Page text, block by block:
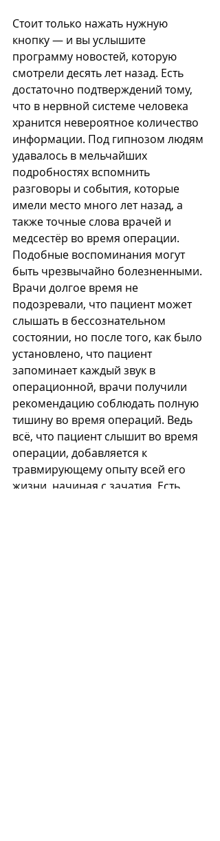
Стоит только нажать нужную
кнопку — и вы услышите
программу новостей, которую
смотрели десять лет назад. Есть
достаточно подтверждений тому,
что в нервной системе человека
хранится невероятное количество
информации. Под гипнозом людям
удавалось в мельчайших
подробностях вспомнить
разговоры и события, которые
имели место много лет назад, а
также точные слова врачей и
медсестёр во время операции.
Подобные воспоминания могут
быть чрезвычайно болезненными.
Врачи долгое время не
подозревали, что пациент может
слышать в бессознательном
состоянии, но после того, как было
установлено, что пациент
запоминает каждый звук в
операционной, врачи получили
рекомендацию соблюдать полную
тишину во время операций. Ведь
всё, что пациент слышит во время
операции, добавляется к
травмирующему опыту всей его
жизни, начиная с зачатия. Есть